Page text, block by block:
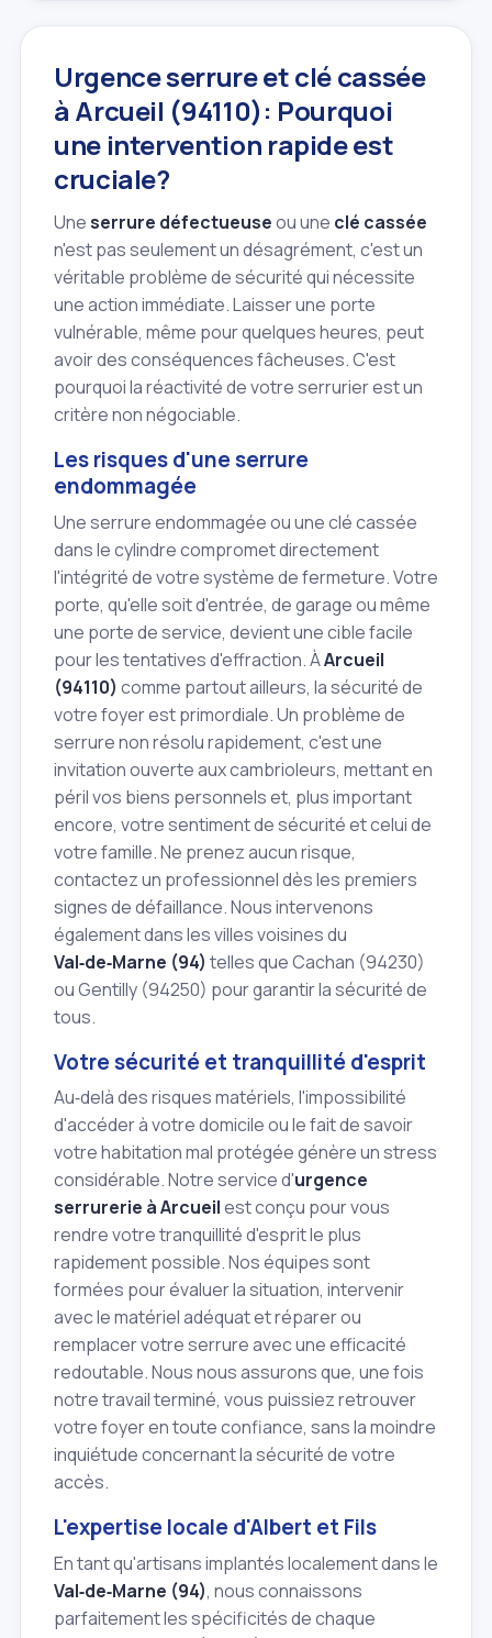
Urgence serrure et clé cassée
à Arcueil (94110): Pourquoi
une intervention rapide est
cruciale?
Uneserrure défectueuseou une clé cassée
n'est pas seulement un désagrément, c'est un
véritable problème de sécurité qui nécessite
une action immédiate. Laisser une porte
vulnérable, même pour quelques heures, peut
avoir des conséquences fâcheuses. C'est
pourquoi la réactivité de votre serrurier est un
critère non négociable.
Les risques d'une serrure
endommagée
Une serrure endommagée ou une clé cassée
dans le cylindre compromet directement
l'intégrité de votre système de fermeture. Votre
porte, qu'elle soit d'entrée, de garage ou même
une porte de service, devient une cible facile
pour les tentatives d'effraction. ÀArcueil
(94110) comme partout ailleurs, la sécurité de
votre foyer est primordiale. Un problème de
serrure non résolu rapidement, c'est une
invitation ouverte aux cambrioleurs, mettant en
péril vos biens personnels et, plus important
encore, votre sentiment de sécurité et celui de
votre famille. Ne prenez aucun risque,
contactez un professionnel dès les premiers
signes de défaillance. Nous intervenons
également dans les villes voisines du
Val‑de‑Marne (94) telles que Cachan (94230)
ou Gentilly (94250) pour garantir la sécurité de
tous.
Votre sécurité et tranquillité d'esprit
Au‑delà des risques matériels, l'impossibilité
d'accéder à votre domicile ou le fait de savoir
votre habitation mal protégée génère un stress
considérable. Notre service d'urgence
serrurerie à Arcueilest conçu pour vous
rendre votre tranquillité d'esprit le plus
rapidement possible. Nos équipes sont
formées pour évaluer la situation, intervenir
avec le matériel adéquat et réparer ou
remplacer votre serrure avec une efficacité
redoutable. Nous nous assurons que, une fois
notre travail terminé, vous puissiez retrouver
votre foyer en toute confiance, sans la moindre
inquiétude concernant la sécurité de votre
accès.
L'expertise locale d'Albert et Fils
En tant qu'artisans implantés localement dans le
Val‑de‑Marne (94), nous connaissons
parfaitement les spécificités de chaque